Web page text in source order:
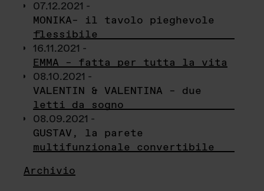
07.12.2021 -
MONIKA– il tavolo pieghevole
flessibile
16.11.2021 -
EMMA – fatta per tutta la vita
08.10.2021 -
VALENTIN & VALENTINA – due
letti da sogno
08.09.2021 -
GUSTAV, la parete
multifunzionale convertibile
Archivio